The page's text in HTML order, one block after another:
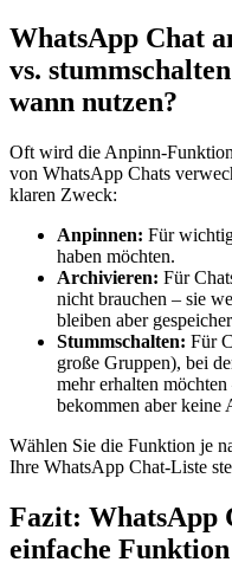
WhatsApp Chat
vs.
wann nutzen?
Oft wird die Anpinn-
von WhatsApp Chats
klaren Zweck:
Anpinnen: Für
haben möchten.
Archivieren: Für
nicht brauchen – sie
bleiben aber
Stummschalten: Für
große Gruppen), bei
mehr erhalten
bekommen aber keine
Wählen Sie die Funktion je
Ihre WhatsApp Chat-Liste
Fazit: WhatsApp
einfache